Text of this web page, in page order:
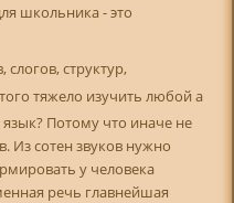
школьника - это
структур,
тяжело изучить любой а
Потому что иначе не
Из сотен звуков нужно
у человека
речь главнейшая